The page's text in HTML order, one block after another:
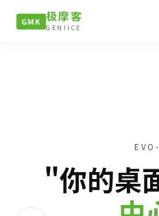
GMK 极摩客
GENIICE
"你的桌